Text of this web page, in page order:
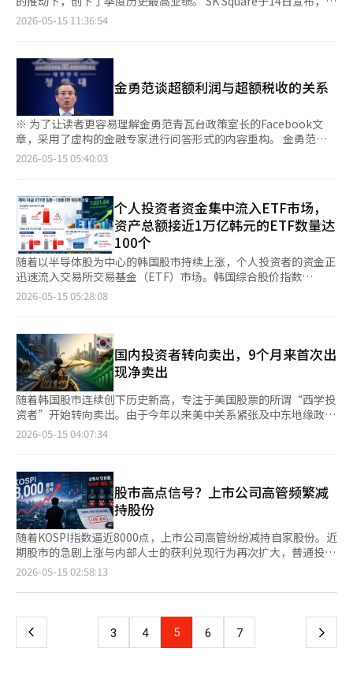
水平再上涨约25%即可。随着指数绝对值的增大，相同点数上涨所
需的上涨率反而降低。 市场的关注点已经从“8000点”转向“1万
风险，因此也需要保持警惕。
了包括英伟达在内的美国股市强劲表现。”她分析称：“为了延续
股价上涨的动能，中国H200芯片的实际进口许可情况将至关重
外部变量。” 当天，纽约股市道琼斯工业平均指数收于50063.46
点，较前一交易日上涨0.75%。道琼斯指数自2月11日以来首次恢
复50000点。标准普尔500指数和以科技股为主的纳斯达克综合指
数分别上涨0.77%和0.88%，再次创下历史新高。 英伟达因首席执
行官黄仁勋被纳入访华代表团的消息，推动了其在中国H200芯片
销售的期待，股价上涨4.39%。人工智能推理芯片专业公司
Cerabras Systems在纳斯达克上市首日股价较发行价上涨
68.15%。 博通（5.52%）和AMD（0.94%）等主要AI半导体股票
而下跌。费城半导体指数上涨0.46%。 证券界分析认为，基于美国
科技股强劲表现和AI投资情绪改善，KOSPI突破8000点的可能性增
大。然而，外国投资者连续六个交易日的净卖出趋势被视为一个负
担因素。 此外，截至当天上午8时15分，NextTrade盘前市场中，
三星电子的股价较前一交易日下跌1500韩元（-0.51%），报
294500韩元；SK海力士上涨4000韩元（0.2%），报197400韩
元。
2026年第一季度合并营业收入为3003亿韩元，营业利润为8.2783
的权益法收益扩大，以及投资组合企业的盈利能力管理战略的结
果。 企业价值指标也有所改善。SK Square最近在韩国综合股价指
数（KOSPI）中排名第三。根据13日的收盘价，市值约为157万亿
韩元，较去年1月初的约10.6万亿韩元增加了约15倍，较今年1月
初的约51.8万亿韩元增加了约3倍。 公司的核心价值提升指标——
净资产价值（NAV）折扣率也持续改善。根据13日的数据，SK
Square的NAV折扣率为46.6%，相比2024年底的65.7%和2025年
底的51.5%有所降低。NAV折扣率表示控股公司所持资产价值与实
高。 根据13日的数据，市价与净资产比率（PBR）约为4.3倍。自
有资本收益率（ROE）截至今年3月底为55.1%，超过公司设定的
自有资本成本（COE）15%至20%的水平。 为了提升企业价值，
SK Square也在扩大股东回报政策。公司计划在今年至明年初实施
总额为3100亿韩元的股东回报。去年，公司回购了2000亿韩元的
自家股票，而今年正在考虑超过这一规模的回报政策。自2023年
以来，公司每年都在进行自家股票的回购和注销。 投资组合的重
组工作也在继续。SK Square在1月将数字广告公司Incross出售给
7家人工智能和半导体企业进行了投资。 公司计划在未来继续围绕
人工智能瓶颈解决技术和半导体价值链领域进行新投资和投资组合
再平衡。 SK Square的社长金正圭表示：“我们将扩大与股东的沟
通，专注于提升企业价值，并将持续推进基于人工智能的业务创新
和人工智能及半导体领域的新投资。” 另一方面，SK电信
（SKT）于2021年10月12日召开临时股东大会，批准了将SKT和
投资专业公司SK Square进行人事分割的议案。随后，两家公司于
同年11月1日正式成立。 ※ 本报道经人工智能（AI）系统翻译与编
2026-05-15 11:36:54
金勇范谈超额利润与超额税收的关系
※ 为了让读者更容易理解金勇范青瓦台政策室长的Facebook文
章，采用了虚构的金融专家进行问答形式的内容重构。 金勇范青
瓦台政策室长的Facebook文章可以归结为一个问题：“KOSPI
构性超额利润。如果三星电子和SK海力士等企业基于AI内存、高带
宽内存和数据中心基础设施的需求，获得超越以往经济周期的利
润，国家将获得巨额的企业税、所得税和贸易顺差效应。这就是所
谓的“超额税收”。 问题在于如何使用这笔钱。是像过去一样将
其视为一次性经济繁荣而随意挥霍，还是将其制度化为AI时代的新
社会契约？金室长的思考并非简单的乐观主义或股价预言，而是看
到AI时代韩国有可能成为技术垄断的产业国家，提议提前讨论如何
将这些成果分配给创业、文化、教育、福利、地区和老年人保障。
很难理解。您想表达的最简单的意思是什么？ 金勇范 简单来说，
就是现在韩国经济发生的现象不能仅仅用过去的经济周期来看。出
口好、半导体好、KOSPI上涨，这些大家都能说。但更重要的问题
是：“在AI时代，韩国的产业结构是否正在发生变化？”如果是这
样，那么税收、福利、创业、教育和国家战略都需要重新审视。
金融专家 所以KOSPI 7500或1万这个数字并不是关键，对吗？ 金
勇范 没错，指数是结果。真正需要关注的是企业利润。股价最终
是利润的函数。如果半导体企业的利润大幅提升，KOSPI的指数也
感知来看待现在。 金融专家 但是市场上有反对意见，认为“这次
也终究是半导体周期”。 金勇范 这种反对意见是合理的。韩国半
导体行业一直在经历繁荣与衰退的循环。然而这次的AI需求与过去
的智能手机或PC周期不同。AI不仅仅是软件，它是一个连接数据
中心、电力网络、冷却、内存、电池、机器人和工业自动化的庞大
产业基础设施。尤其是像高带宽内存这样的产品，不是一次性销
售，而是持续升级的需求。这一点与过去的内存周期不同。 金融
专家 “AI不是软件，而是产业基础设施”的说法似乎很重要。 金
AI在实际产业中落地时，所需的不仅仅是模型。内存半导体、电力
设备、电池、精密机械、传感器和机器人制造能力都是必需的。拥
有这些物理供应链的国家并不多。 金融专家 那么，为什么韩国特
2026-05-15 05:40:03
个人投资者资金集中流入ETF市场，
资产总额接近1万亿韩元的ETF数量达
100个
随着以半导体股为中心的韩国股市持续上涨，个人投资者的资金正
迅速流入交易所交易基金（ETF）市场。韩国综合股价指数
（KOSPI）首次突破7000点，伴随“个人投资者”期待的增加，资
计96个，占国内上市ETF总数1107个的约8.7%。 去年年底，资产
总额超过1万亿韩元的ETF仅有67个，但在约5个月内增加了29
个，显示出快速增长的趋势。市场分析认为，近期国内股市的上涨
以及个人投资者资金集中流入ETF市场是主要原因。 增长最为显著
的领域是国内股票型ETF。在这96个ETF中，投资于韩国股市上市
公司的国内股票型ETF有43个，占总数的约44.8%。而投资于海外
资产的海外股票型ETF仅有21个。 去年年底，资产总额超过1万亿
韩元的国内股票型ETF有23个，海外股票型ETF有18个，差距并不
涨，国内股票型ETF中新增20个品种突破了1万亿韩元的门槛。同
期，国内股市的收益率相对优于海外股市，导致投资资金流向国内
ETF市场。 ETF市场的整体规模也在快速扩大。国内上市的ETF数
量从去年年底的1058个增加到目前的1107个。资产总额也在急剧
增长。最近，ETF市场规模突破450万亿韩元，截至前一日已扩大
至471万6619亿韩元。 特别是，ETF的资产总额从上个月13日的
393万3313亿韩元，在约一个月内增加了78万亿韩元，增幅达到约
19.9%。以半导体行业为中心的股市强势与个人投资者的大规模资
金流入相互促进，推动了ETF市场的扩张速度。业内人士表示，如
破500万亿韩元。※ 本报道经人工智能（AI）系统翻译与编辑。
2026-05-15 05:28:08
国内投资者转向卖出，9个月来首次出
现净卖出
随着韩国股市连续创下历史新高，专注于美国股票的所谓“西学投
资者”开始转向卖出。由于今年以来美中关系紧张及中东地缘政治
风险导致美国股市表现相对疲软，而韩国综合股价指数（KOSPI）
算所证券信息门户网站“Save로”的数据，国内投资者在上个月的
美国股票净卖出规模达到了4亿6900万美元。这是自去年6月以
来，西学投资者首次在月度基础上转向净卖出。本月以来，卖出趋
势仍在持续。从1日至13日，净卖出规模达到1亿9200万美元。 此
前，个人投资者们一直跟随美国大型科技股的上涨，积极购买特斯
拉和英伟达等股票。然而，最近一个月，这两只股票的获利了结卖
盘集中出现，市场氛围发生了变化。在过去一个月中，国内投资者
对特斯拉的净卖出额为4亿3200万美元，对英伟达的净卖出额为7
亿3800万美元。这两只股票在国内投资者的美国股票持有金额中
而成为国内投资者卖出的契机。年初以来，由于关税冲突、地缘政
治不安及高利率长期化的担忧，美国股市波动较大，但最近一些科
2026-05-15 04:07:34
股市高点信号？上市公司高管频繁减
持股份
随着KOSPI指数逼近8000点，上市公司高管纷纷减持自家股份。近
期股市的急剧上涨与内部人士的获利兑现行为再次扩大，普通投资
者对此感到不安，认为这可能是“高点信号”。 根据14日金融监
市场上减持自家股份的案例总计达39起，金额均在1亿以上。 从今
集中在年初，3月和4月则逐渐减少，分别为75起和65起。然而，
进入5月后，随着股市的急剧上升，内部人士的获利兑现行为再次
2026-05-15 02:58:13
上
页
3 4 5 6 7 下